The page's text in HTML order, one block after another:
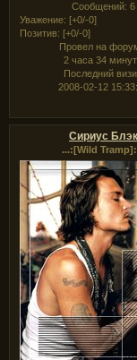
Сообщений: 6
Уважение: [+0/-0]
Позитив: [+0/-0]
Провел на
2 часа 34
Последний
2008-02-12
Сириус Блэк
...:[Wild